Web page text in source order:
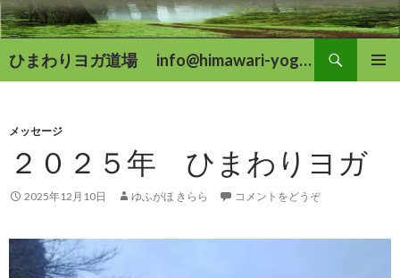
ひまわりヨガ道場 info@himawari-yoga.com
索
ン
ツ
へ
移
メッセージ
２０２５年 ひまわりヨガ
2025年12月10日 ゆふがほ きらら コメントをどうぞ